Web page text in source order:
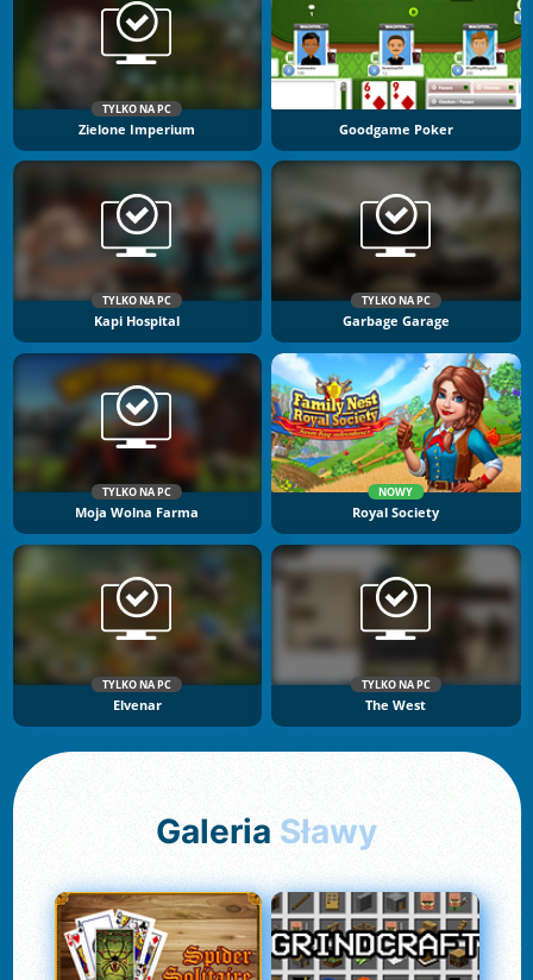
TYLKO NA PC
Zielone Imperium Goodgame Poker
TYLKO NA PC
Kapi Hospital
TYLKO NA PC
Garbage Garage
TYLKO NA PC
Moja Wolna Farma
NOWY
Royal Society
TYLKO NA PC
Elvenar
TYLKO NA PC
The West
Galeria Sławy